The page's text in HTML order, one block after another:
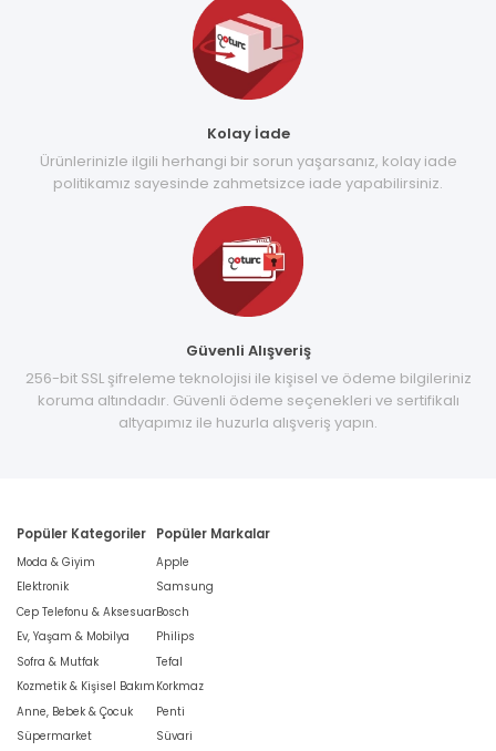
Kolay İade
Ürünlerinizle ilgili herhangi bir sorun yaşarsanız, kolay iade
politikamız sayesinde zahmetsizce iade yapabilirsiniz.
Güvenli Alışveriş
256-bit SSL şifreleme teknolojisi ile kişisel ve ödeme bilgileriniz
koruma altındadır. Güvenli ödeme seçenekleri ve sertifikalı
altyapımız ile huzurla alışveriş yapın.
Popüler Kategoriler
Moda & Giyim
Elektronik
Cep Telefonu & Aksesuar
Ev, Yaşam & Mobilya
Sofra & Mutfak
Kozmetik & Kişisel Bakım
Anne, Bebek & Çocuk
Süpermarket
Popüler Markalar
Apple
Samsung
Bosch
Philips
Tefal
Korkmaz
Penti
Süvari